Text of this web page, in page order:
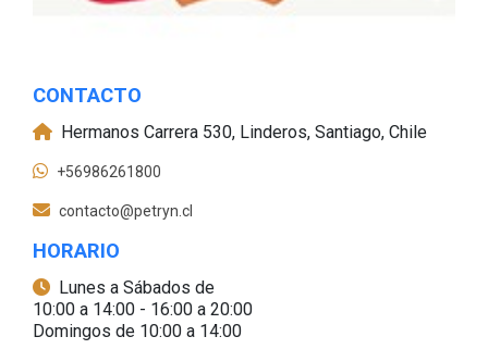
CONTACTO
Hermanos Carrera 530, Linderos, Santiago, Chile
+56986261800
contacto@petryn.cl
HORARIO
Lunes a Sábados de
10:00 a 14:00 - 16:00 a 20:00
Domingos de 10:00 a 14:00